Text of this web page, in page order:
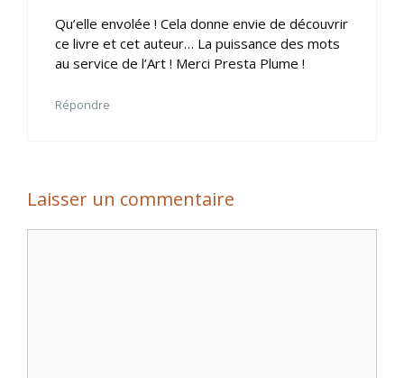
Qu’elle envolée ! Cela donne envie de découvrir
ce livre et cet auteur… La puissance des mots
au service de l’Art ! Merci Presta Plume !
Répondre
Laisser un commentaire